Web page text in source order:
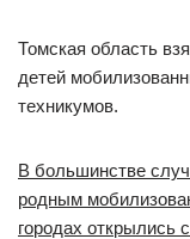
Томская область
детей
техникумов.
В большинстве
родным
городах открылись